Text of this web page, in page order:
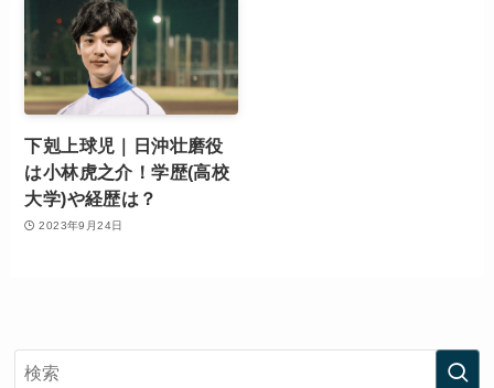
下剋上球児｜日沖壮磨役
は小林虎之介！学歴(高校
大学)や経歴は？
2023年9月24日